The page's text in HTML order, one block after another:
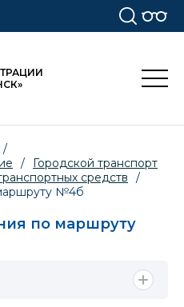
/
/
Городской транспорт
средств
/
№4б
по маршруту